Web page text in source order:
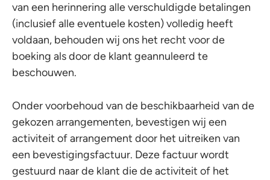
van een herinnering alle verschuldigde betalingen
(inclusief alle eventuele kosten) volledig heeft
voldaan, behouden wij ons het recht voor de
boeking als door de klant geannuleerd te
beschouwen.
Onder voorbehoud van de beschikbaarheid van de
gekozen arrangementen, bevestigen wij een
activiteit of arrangement door het uitreiken van
een bevestigingsfactuur. Deze factuur wordt
gestuurd naar de klant die de activiteit of het